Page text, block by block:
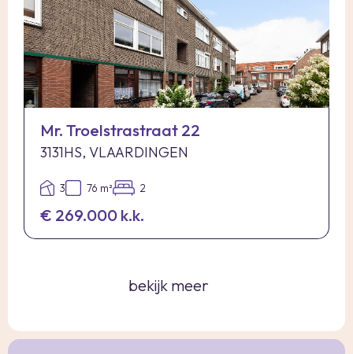
Mr. Troelstrastraat 22
3131HS, VLAARDINGEN
3 76 m² 2
€ 269.000 k.k.
bekijk meer